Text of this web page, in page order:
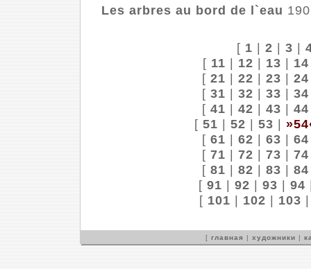
Les arbres au bord de l`eau
[ 1 | 2 | 3 |
[ 11 | 12 | 13 | 14
[ 21 | 22 | 23 | 24
[ 31 | 32 | 33 | 34
[ 41 | 42 | 43 | 44
[ 51 | 52 | 53 |
[ 61 | 62 | 63 | 64
[ 71 | 72 | 73 | 74
[ 81 | 82 | 83 | 84
[ 91 | 92 | 93 | 94
[ 101 | 102 | 103
[ главная | художники |